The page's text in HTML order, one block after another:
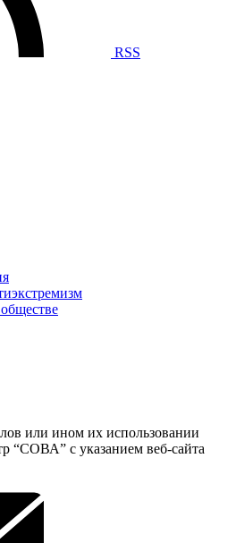
RSS
или ином их использовании
“СОВА” с указанием веб-сайта